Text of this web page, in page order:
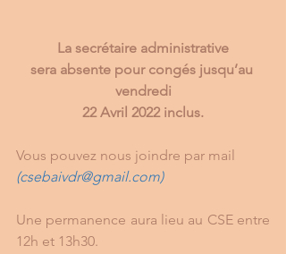
La secrétaire administrative
sera absente pour congés jusqu’au
vendredi
22 Avril 2022 inclus.
Vous pouvez nous joindre par mail
(csebaivdr@gmail.com)
Une permanence aura lieu au CSE entre
12h et 13h30.